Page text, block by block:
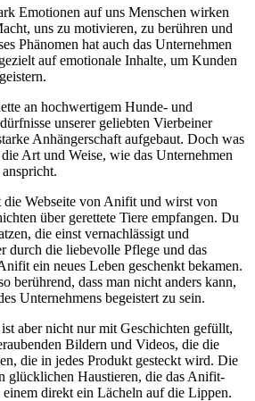
Emotionen auf uns Menschen wirken
uns zu motivieren, zu berühren und
Phänomen hat auch das Unternehmen
auf emotionale Inhalte, um Kunden
an hochwertigem Hunde- und
unserer geliebten Vierbeiner
Anhängerschaft aufgebaut. Doch was
Art und Weise, wie das Unternehmen
die Webseite von Anifit und wirst von
über gerettete Tiere empfangen. Du
die einst vernachlässigt und
durch die liebevolle Pflege und das
ein neues Leben geschenkt bekamen.
berührend, dass man nicht anders kann,
Unternehmens begeistert zu sein.
aber nicht nur mit Geschichten gefüllt,
Bildern und Videos, die die
die in jedes Produkt gesteckt wird. Die
glücklichen Haustieren, die das Anifit-
direkt ein Lächeln auf die Lippen.